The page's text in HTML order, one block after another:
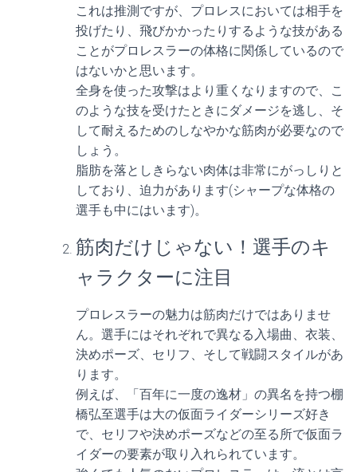
これは推測ですが、プロレスにおいては相手を
投げたり、飛びかかったりするような技がある
ことがプロレスラーの体格に関係しているので
はないかと思います。
全身を使った攻撃はより重くなりますので、こ
のような技を受けたときにダメージを逃し、そ
して耐えるためのしなやかな筋肉が必要なので
しょう。
脂肪を落としきらない肉体は非常にがっしりと
しており、迫力があります(シャープな体格の
選手も中にはいます)。
筋肉だけじゃない！選手のキ
ャラクターに注目
プロレスラーの魅力は筋肉だけではありませ
ん。選手にはそれぞれで異なる入場曲、衣装、
決めポーズ、セリフ、そして戦闘スタイルがあ
ります。
例えば、「百年に一度の逸材」の異名を持つ棚
橋弘至選手は大の仮面ライダーシリーズ好き
で、セリフや決めポーズなどの至る所で仮面ラ
イダーの要素が取り入れられています。